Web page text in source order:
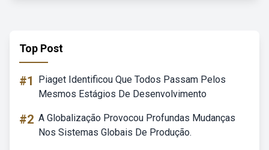
Top Post
#1
Piaget Identificou Que Todos Passam Pelos
Mesmos Estágios De Desenvolvimento
#2 A Globalização Provocou Profundas Mudanças
Nos Sistemas Globais De Produção.